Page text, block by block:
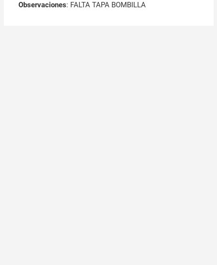
Observaciones: FALTA TAPA BOMBILLA